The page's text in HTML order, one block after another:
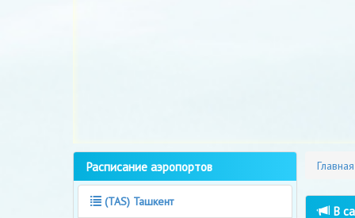
Главная
В
Расписание аэропортов
(TAS) Ташкент